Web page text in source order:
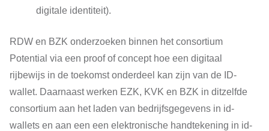
digitale identiteit).
RDW en BZK onderzoeken binnen het consortium
Potential via een proof of concept hoe een digitaal
rijbewijs in de toekomst onderdeel kan zijn van de ID-
wallet. Daarnaast werken EZK, KVK en BZK in ditzelfde
consortium aan het laden van bedrijfsgegevens in id-
wallets en aan een een elektronische handtekening in id-